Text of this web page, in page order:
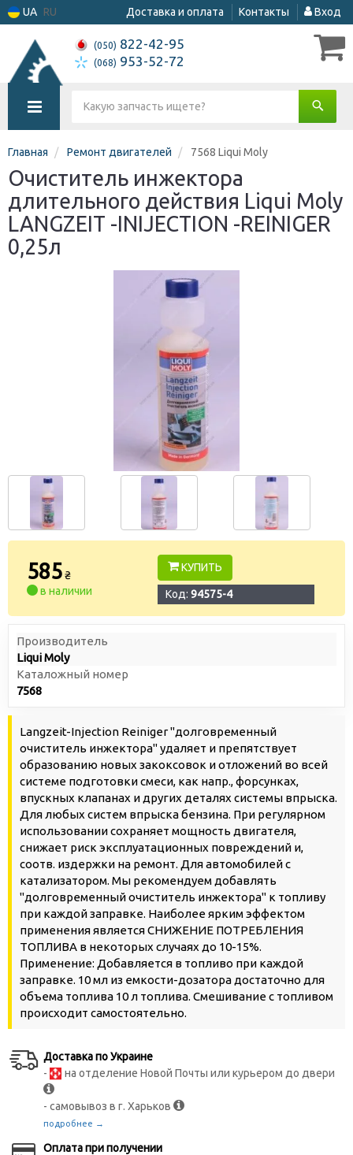
UA RU Доставка и оплата Контакты Вход
(050) 822-42-95
(068) 953-52-72
Главная Ремонт двигателей 7568 Liqui Moly
Очиститель инжектора
длительного действия Liqui Moly
LANGZEIT -INIJECTION -REINIGER
0,25л
585₴
в наличии
КУПИТЬ
Код: 94575-4
Производитель
Liqui Moly
Каталожный номер
7568
Langzeit-Injection Reiniger "долговременный
очиститель инжектора" удаляет и препятствует
образованию новых закоксовок и отложений во всей
системе подготовки смеси, как напр., форсунках,
впускных клапанах и других деталях системы впрыска.
Для любых систем впрыска бензина. При регулярном
использовании сохраняет мощность двигателя,
снижает риск эксплуатационных повреждений и,
соотв. издержки на ремонт. Для автомобилей с
катализатором. Мы рекомендуем добавлять
"долговременный очиститель инжектора" к топливу
при каждой заправке. Наиболее ярким эффектом
применения является СНИЖЕНИЕ ПОТРЕБЛЕНИЯ
ТОПЛИВА в некоторых случаях до 10-15%.
Применение: Добавляется в топливо при каждой
заправке. 10 мл из емкости-дозатора достаточно для
объема топлива 10 л топлива. Смешивание с топливом
происходит самостоятельно.
Доставка по Украине
-
на отделение Новой Почты или курьером до двери
- самовывоз в г. Харьков
подробнее →
Оплата при получении